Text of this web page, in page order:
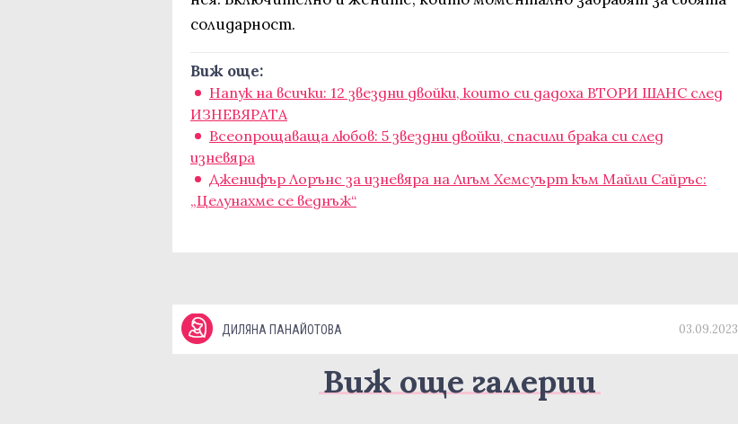
солидарност.
Виж още:
Напук на всички: 12 звездни двойки, които си дадоха ВТОРИ ШАНС след
ИЗНЕВЯРАТА
Всеопрощаваща любов: 5 звездни двойки, спасили брака си след
изневяра
Дженифър Лорънс за изневяра на Лиъм Хемсуърт към Майли Сайръс:
„Целунахме се веднъж“
ДИЛЯНА ПАНАЙОТОВА 03.09.2023
Виж още галерии